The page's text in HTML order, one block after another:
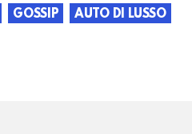
GOSSIP
AUTO DI LUSSO